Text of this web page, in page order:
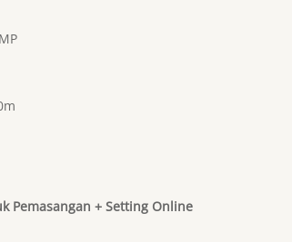
Pemasangan + Setting Online